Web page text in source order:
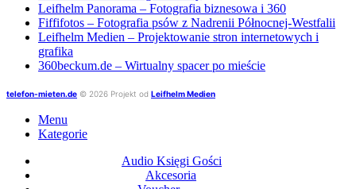
Leifhelm Panorama – Fotografia biznesowa i 360
Fiffifotos – Fotografia psów z Nadrenii Północnej-Westfalii
Leifhelm Medien – Projektowanie stron internetowych i
grafika
360beckum.de – Wirtualny spacer po mieście
telefon-mieten.de © 2026 Projekt od Leifhelm Medien
Menu
Kategorie
Audio Księgi Gości
Akcesoria